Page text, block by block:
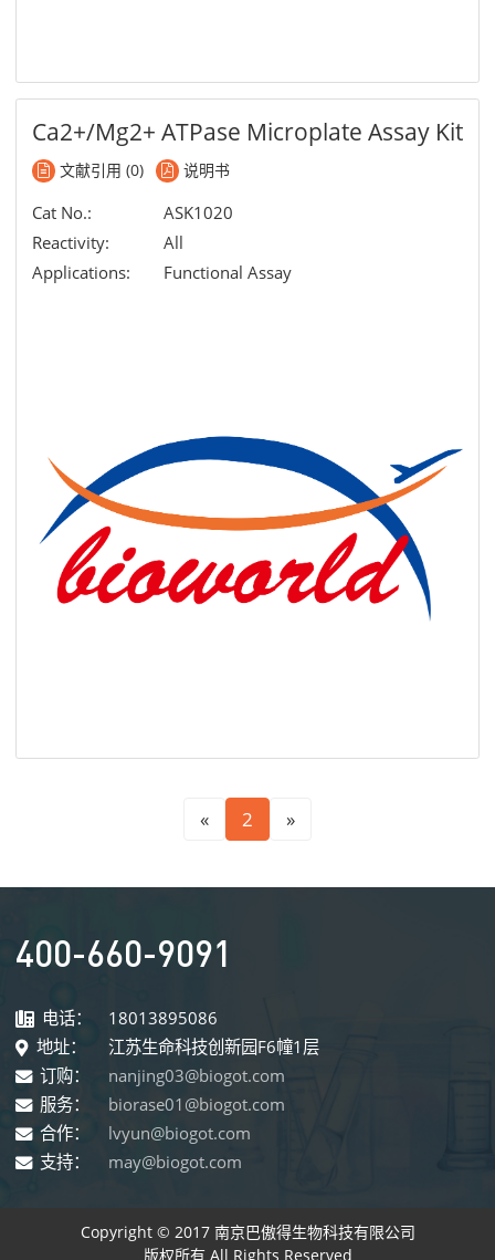
Ca2+/Mg2+ ATPase Microplate Assay Kit
文献引用 (0) 说明书
Cat No.:
ASK1020
Reactivity:
All
Applications:
Functional Assay
« 2 »
400-660-9091
电话：
18013895086
地址：
江苏生命科技创新园F6幢1层
订购：
nanjing03@biogot.com
服务：
biorase01@biogot.com
合作：
lvyun@biogot.com
支持：
may@biogot.com
Copyright © 2017 南京巴傲得生物科技有限公司
版权所有 All Rights Reserved